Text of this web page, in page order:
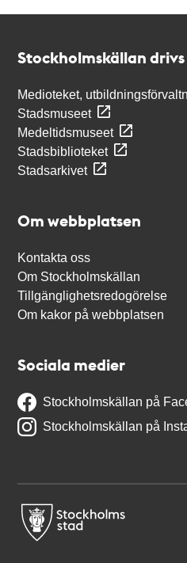
Stockholmskällan
Medioteket,
Stadsmuseet
Medeltidsmuseet
Stadsbiblioteket
Stadsarkivet
Om webbplatsen
Kontakta oss
Om Stockholmskällan
Tillgänglighetsredogörelse
Om kakor på webbplatsen
Sociala medier
Stockholmskällan på
Stockholmskällan på